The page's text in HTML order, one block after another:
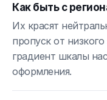
Как быть с
Их красят
пропуск от
градиент шкалы
оформления.